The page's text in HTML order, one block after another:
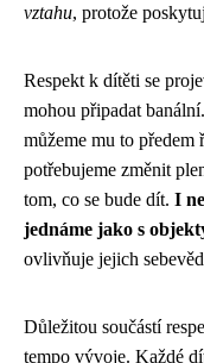
vztahu, protože
Respekt k dítěti se
mohou připadat
můžeme mu to
potřebujeme změnit
tom, co se bude dít. I
jednáme jako s
ovlivňuje jejich
Důležitou součástí
tempo vývoje. Každé